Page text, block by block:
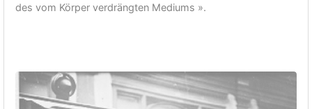
des vom Körper verdrängten Mediums ».